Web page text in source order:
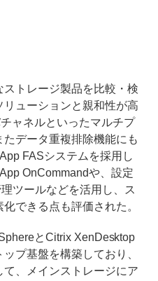
トレージ製品を比較・検
ューションと親和性が高
ャネルといったマルチプ
データ重複排除機能にも
FASシステムを採用し
OnCommandや、設定
ツールなどを活用し、ス
できる点も評価された。
とCitrix XenDesktop
プ基盤を構築しており、
、メインストレージにア